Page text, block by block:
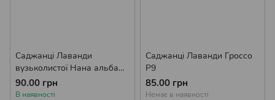
Саджанці Лаванди
вузьколистої Нана альба
Р9
90.00 грн
В наявності
Саджанці Лаванди Гроссо
Р9
85.00 грн
Немає в наявності